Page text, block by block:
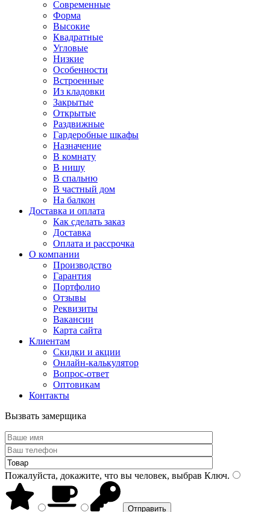
Современные
Форма
Высокие
Квадратные
Угловые
Низкие
Особенности
Встроенные
Из кладовки
Закрытые
Открытые
Раздвижные
Гардеробные шкафы
Назначение
В комнату
В нишу
В спальню
В частный дом
На балкон
Доставка и оплата
Как сделать заказ
Доставка
Оплата и рассрочка
О компании
Производство
Гарантия
Портфолио
Отзывы
Реквизиты
Вакансии
Карта сайта
Клиентам
Скидки и акции
Онлайн-калькулятор
Вопрос-ответ
Оптовикам
Контакты
Вызвать замерщика
Пожалуйста, докажите, что вы человек, выбрав Ключ.